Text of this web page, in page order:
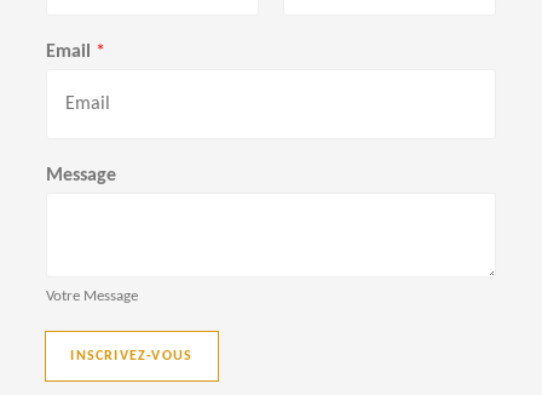
r
é
Email *
Message
Votre Message
INSCRIVEZ-VOUS